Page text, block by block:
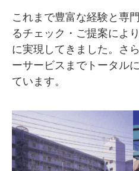
これまで豊富な経験と専
るチェック・ご提案によ
に実現してきました。さ
ーサービスまでトータル
ています。